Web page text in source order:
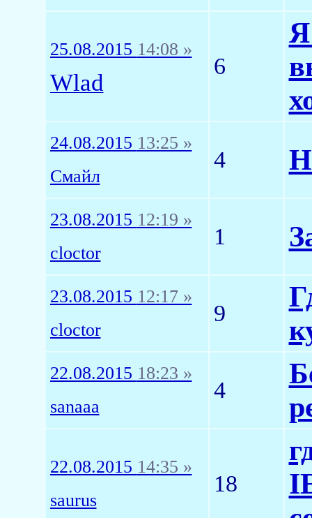
25.08.2015 14:08 »
Wlad
6
Я
24.08.2015 13:25 »
Смайл
4
23.08.2015 12:19 »
cloctor
1
23.08.2015 12:17 »
cloctor
9
22.08.2015 18:23 »
sanaaa
4
22.08.2015 14:35 »
saurus
18